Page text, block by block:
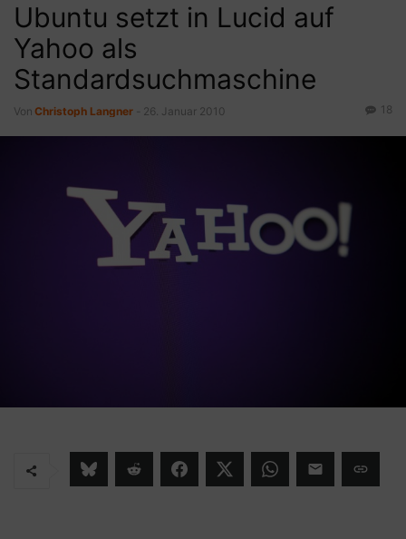
Ubuntu setzt in Lucid auf
Yahoo als
Standardsuchmaschine
Von Christoph Langner 26. Januar 2010 18